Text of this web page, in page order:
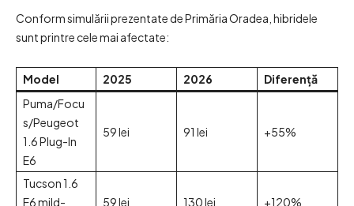
Conform simulării prezentate de Primăria Oradea, hibridele
sunt printre cele mai afectate:
Model 2025 2026
Diferență
Puma/Focu
s/Peugeot
1.6 Plug-In
E6
59 lei 91 lei +55%
Tucson 1.6
E6 mild-
59 lei 130 lei +120%